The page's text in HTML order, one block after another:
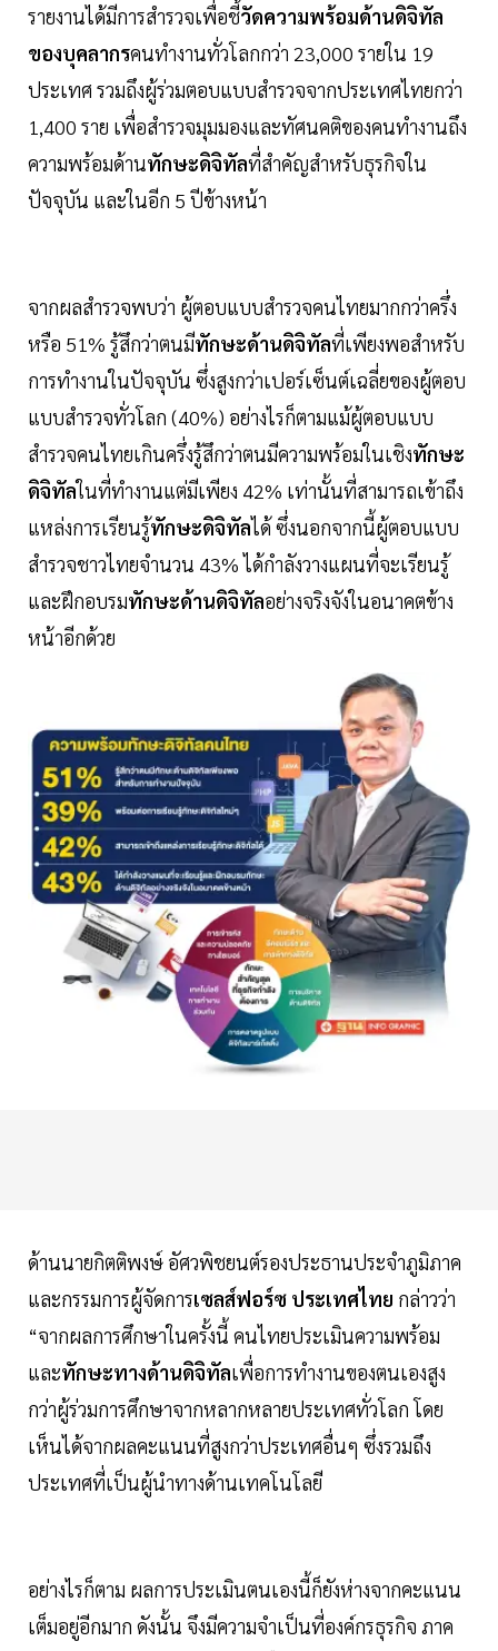
รายงานได้มีการสำรวจเพื่อชี้วัดความพร้อมด้านดิจิทัล
ของบุคลากรคนทำงานทั่วโลกกว่า 23,000 รายใน 19
ประเทศ รวมถึงผู้ร่วมตอบแบบสำรวจจากประเทศไทยกว่า
1,400 ราย เพื่อสำรวจมุมมองและทัศนคติของคนทำงานถึง
ความพร้อมด้านทักษะดิจิทัลที่สำคัญสำหรับธุรกิจใน
ปัจจุบัน และในอีก 5 ปีข้างหน้า
จากผลสำรวจพบว่า ผู้ตอบแบบสำรวจคนไทยมากกว่าครึ่ง
หรือ 51% รู้สึกว่าตนมีทักษะด้านดิจิทัลที่เพียงพอสำหรับ
การทำงานในปัจจุบัน ซึ่งสูงกว่าเปอร์เซ็นต์เฉลี่ยของผู้ตอบ
แบบสำรวจทั่วโลก (40%) อย่างไรก็ตามแม้ผู้ตอบแบบ
สำรวจคนไทยเกินครึ่งรู้สึกว่าตนมีความพร้อมในเชิงทักษะ
ดิจิทัลในที่ทำงานแต่มีเพียง 42% เท่านั้นที่สามารถเข้าถึง
แหล่งการเรียนรู้ทักษะดิจิทัลได้ ซึ่งนอกจากนี้ผู้ตอบแบบ
สำรวจชาวไทยจำนวน 43% ได้กำลังวางแผนที่จะเรียนรู้
และฝึกอบรมทักษะด้านดิจิทัลอย่างจริงจังในอนาคตข้าง
หน้าอีกด้วย
ด้านนายกิตติพงษ์ อัศวพิชยนต์รองประธานประจำภูมิภาค
และกรรมการผู้จัดการเซลส์ฟอร์ซ ประเทศไทย กล่าวว่า
“จากผลการศึกษาในครั้งนี้ คนไทยประเมินความพร้อม
และทักษะทางด้านดิจิทัลเพื่อการทำงานของตนเองสูง
กว่าผู้ร่วมการศึกษาจากหลากหลายประเทศทั่วโลก โดย
เห็นได้จากผลคะแนนที่สูงกว่าประเทศอื่นๆ ซึ่งรวมถึง
ประเทศที่เป็นผู้นำทางด้านเทคโนโลยี
อย่างไรก็ตาม ผลการประเมินตนเองนี้ก็ยังห่างจากคะแนน
เต็มอยู่อีกมาก ดังนั้น จึงมีความจำเป็นที่องค์กรธุรกิจ ภาค